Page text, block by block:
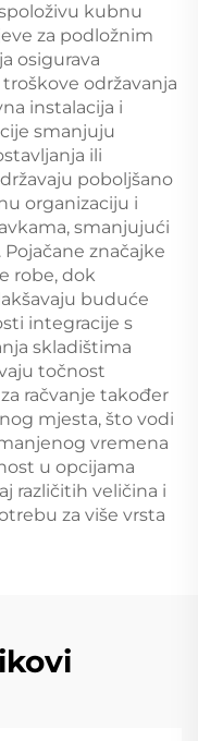
kubnu
za podložnim
osigurava
održavanja
instalacija i
smanjuju
ili
poboljšano
organizaciju i
smanjujući
značajke
robe, dok
buduće
integracije s
skladištima
točnost
račvanje također
mjesta, što vodi
vremena
u opcijama
različitih veličina i
za više vrsta